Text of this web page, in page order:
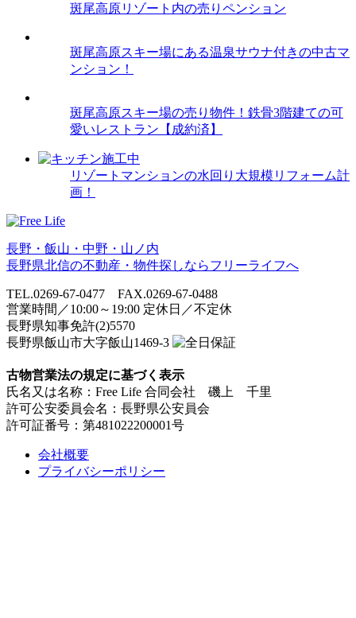
斑尾高原リゾート内の売りペンション
斑尾高原スキー場にある温泉サウナ付きの中古マ
ンション！
斑尾高原スキー場の売り物件！鉄骨3階建ての可
愛いレストラン【成約済】
リゾートマンションの水回り大規模リフォーム計
画！
長野・飯山・中野・山ノ内
長野県北信の不動産・物件探しならフリーライフへ
TEL.0269-67-0477 FAX.0269-67-0488
営業時間／10:00～19:00 定休日／不定休
長野県知事免許(2)5570
長野県飯山市大字飯山1469-3
古物営業法の規定に基づく表示
氏名又は名称：Free Life 合同会社 磯上 千里
許可公安委員会名：長野県公安員会
許可証番号：第481022200001号
会社概要
プライバシーポリシー